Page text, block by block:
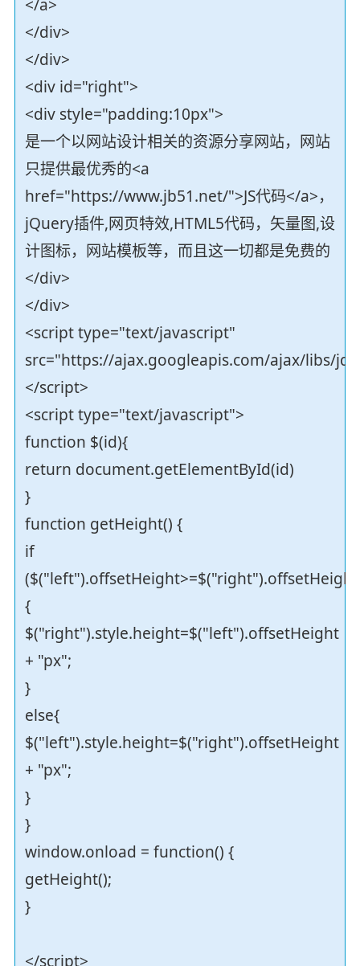
</a>
</div>
</div>
<div id="right">
<div style="padding:10px">
是一个以网站设计相关的资源分享网站，网站
只提供最优秀的<a
href="https://www.jb51.net/">JS代码</a>，
jQuery插件,网页特效,HTML5代码，矢量图,设
计图标，网站模板等，而且这一切都是免费的
</div>
</div>
<script type="text/javascript"
src="https://ajax.googleapis.com/ajax/libs/
</script>
<script type="text/javascript">
function $(id){
return document.getElementById(id)
}
function getHeight() {
if
{
$("right").style.height=$("left").offsetHeight
+ "px";
}
else{
$("left").style.height=$("right").offsetHeight
+ "px";
}
}
window.onload = function() {
getHeight();
}
</script>